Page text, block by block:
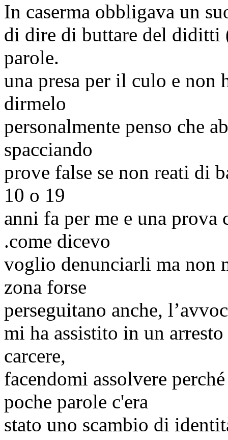
In caserma obbligava un
di dire di buttare del diditti
parole.
una presa per il culo e non
dirmelo
personalmente penso che
spacciando
prove false se non reati di
10 o 19
anni fa per me e una prova
.come dicevo
voglio denunciarli ma non
zona forse
perseguitano anche,
mi ha assistito in un
carcere,
facendomi assolvere
poche parole c'era
stato uno scambio di